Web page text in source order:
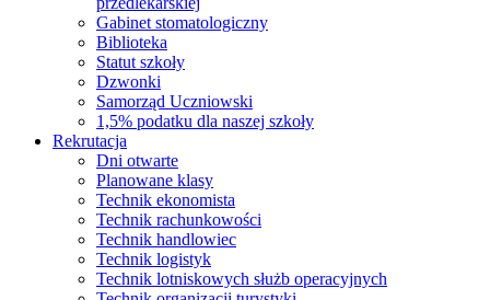
Gabinet stomatologiczny
Biblioteka
Statut szkoły
Dzwonki
Samorząd Uczniowski
1,5% podatku dla naszej szkoły
Rekrutacja
Dni otwarte
Planowane klasy
Technik ekonomista
Technik rachunkowości
Technik handlowiec
Technik logistyk
Technik lotniskowych służb operacyjnych